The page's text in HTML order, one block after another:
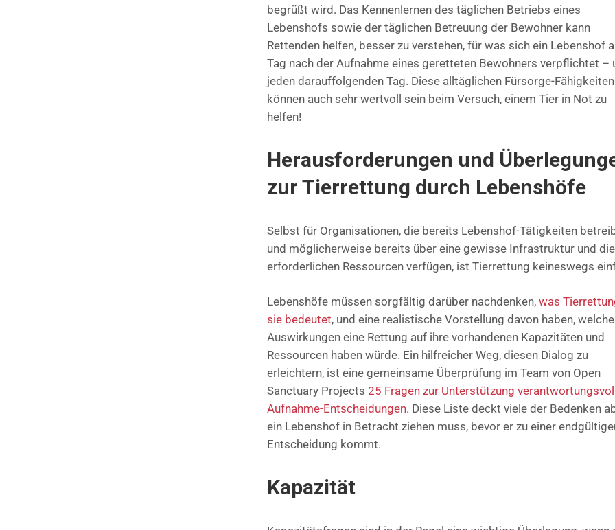
begrüßt wird. Das Kennenlernen des täglichen Betriebs eines
Lebenshofs sowie der täglichen Betreuung der Bewohner kann
Rettenden helfen, besser zu verstehen, für was sich ein Lebenshof
Tag nach der Aufnahme eines geretteten Bewohners verpflichtet –
jeden darauffolgenden Tag. Diese alltäglichen Fürsorge-Fähigkeiten
können auch sehr wertvoll sein beim Versuch, einem Tier in Not zu
helfen!
Herausforderungen und
zur Tierrettung durch Lebenshöfe
Selbst für Organisationen, die bereits Lebenshof-Tätigkeiten
und möglicherweise bereits über eine gewisse Infrastruktur und die
erforderlichen Ressourcen verfügen, ist Tierrettung keineswegs
Lebenshöfe müssen sorgfältig darüber nachdenken, was
sie bedeutet, und eine realistische Vorstellung davon haben, welche
Auswirkungen eine Rettung auf ihre vorhandenen Kapazitäten und
Ressourcen haben würde. Ein hilfreicher Weg, diesen Dialog zu
erleichtern, ist eine gemeinsame Überprüfung im Team von Open
Sanctuary Projects 25 Fragen zur Unterstützung
Aufnahme-Entscheidungen. Diese Liste deckt viele der Bedenken
ein Lebenshof in Betracht ziehen muss, bevor er zu einer
Entscheidung kommt.
Kapazität